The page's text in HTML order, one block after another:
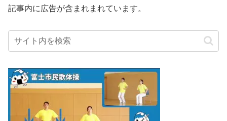
記事内に広告が含まれまれています。